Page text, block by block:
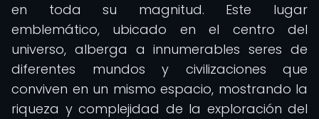
en toda su magnitud. Este lugar
emblemático, ubicado en el centro del
universo, alberga a innumerables seres de
diferentes mundos y civilizaciones que
conviven en un mismo espacio, mostrando la
riqueza y complejidad de la exploración del